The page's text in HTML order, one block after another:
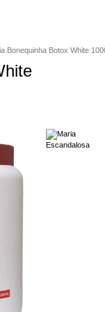
Bonequinha Botox White